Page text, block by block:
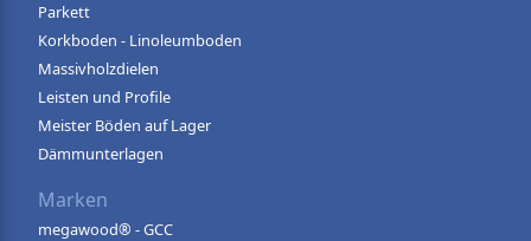
Parkett
Korkboden - Linoleumboden
Massivholzdielen
Leisten und Profile
Meister Böden auf Lager
Dämmunterlagen
Marken
megawood® - GCC